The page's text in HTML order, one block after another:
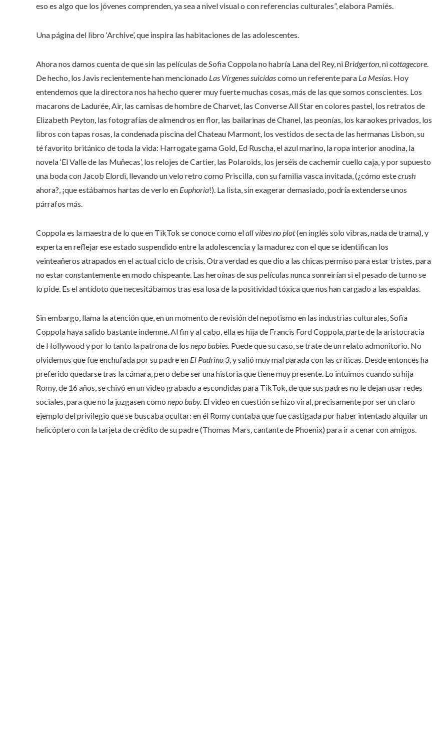
eso es algo que los jóvenes comprenden, ya sea a nivel visual o con referencias culturales”, elabora Pamiés.
Una página del libro ‘Archive’, que inspira las habitaciones de las adolescentes.
Ahora nos damos cuenta de que sin las películas de Sofia Coppola no habría Lana del Rey, ni Bridgerton , nicottagecore
De hecho, los Javis recientemente han mencionado Las Vírgenes suicidascomo un referente para La Mesías. Hoy
entendemos que la directora nos ha hecho querer muy fuerte muchas cosas, más de las que somos conscientes. Los
macarons de Ladurée, Air, las camisas de hombre de Charvet, las Converse All Star en colores pastel, los retratos de
Elizabeth Peyton, las fotografías de almendros en flor, las bailarinas de Chanel, las peonías, los karaokes privados, los
libros con tapas rosas, la condenada piscina del Chateau Marmont, los vestidos de secta de las hermanas Lisbon, su
té favorito británico de toda la vida: Harrogate gama Gold, Ed Ruscha, el azul marino, la ropa interior anodina, la
novela ‘El Valle de las Muñecas’, los relojes de Cartier, las Polaroids, los jerséis de cachemir cuello caja, y por supuesto
una boda con Jacob Elordi, llevando un velo retro como Priscilla, con su familia vasca invitada, (¿cómo estecrush
ahora?, ¡que estábamos hartas de verlo en Euphoria!). La lista, sin exagerar demasiado, podría extenderse unos
párrafos más.
Coppola es la maestra de lo que en TikTok se conoce como elall vibes no plot(en inglés solo vibras, nada de trama), y
experta en reflejar ese estado suspendido entre la adolescencia y la madurez con el que se identifican los
veinteañeros atrapados en el actual ciclo de crisis. Otra verdad es que dio a las chicas permiso para estar tristes, para
no estar constantemente en modo chispeante. Las heroínas de sus películas nunca sonreirían si el pesado de turno se
lo pide. Es el antídoto que necesitábamos tras esa losa de la positividad tóxica que nos han cargado a las espaldas.
Sin embargo, llama la atención que, en un momento de revisión del nepotismo en las industrias culturales, Sofia
Coppola haya salido bastante indemne. Al fin y al cabo, ella es hija de Francis Ford Coppola, parte de la aristocracia
de Hollywood y por lo tanto la patrona de los nepo babies Puede que su caso, se trate de un relato admonitorio. No
olvidemos que fue enchufada por su padre en El Padrino 3 , y salió muy mal parada con las críticas. Desde entonces ha
preferido quedarse tras la cámara, pero debe ser una historia que tiene muy presente. Lo intuimos cuando su hija
Romy, de 16 años, se chivó en un video grabado a escondidas para TikTok, de que sus padres no le dejan usar redes
sociales, para que no la juzgasen como nepo baby. El video en cuestión se hizo viral, precisamente por ser un claro
ejemplo del privilegio que se buscaba ocultar: en él Romy contaba que fue castigada por haber intentado alquilar un
helicóptero con la tarjeta de crédito de su padre (Thomas Mars, cantante de Phoenix) para ir a cenar con amigos.